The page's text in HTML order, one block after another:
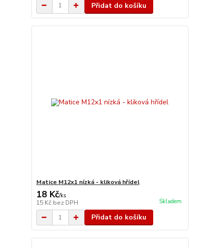
Přidat do košíku
Matice M12x1 nízká - kliková hřídel
18 Kč/ks
15 Kč bez DPH Skladem
Přidat do košíku